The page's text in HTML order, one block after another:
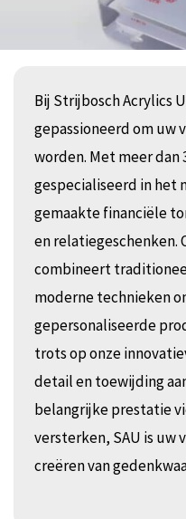
Bij Strijbosch Acrylics
gepassioneerd om uw
worden. Met meer dan
gespecialiseerd in het
gemaakte financiële
en relatiegeschenken.
combineert
moderne technieken
gepersonaliseerde
trots op onze
detail en toewijding
belangrijke prestatie
versterken, SAU is
creëren van